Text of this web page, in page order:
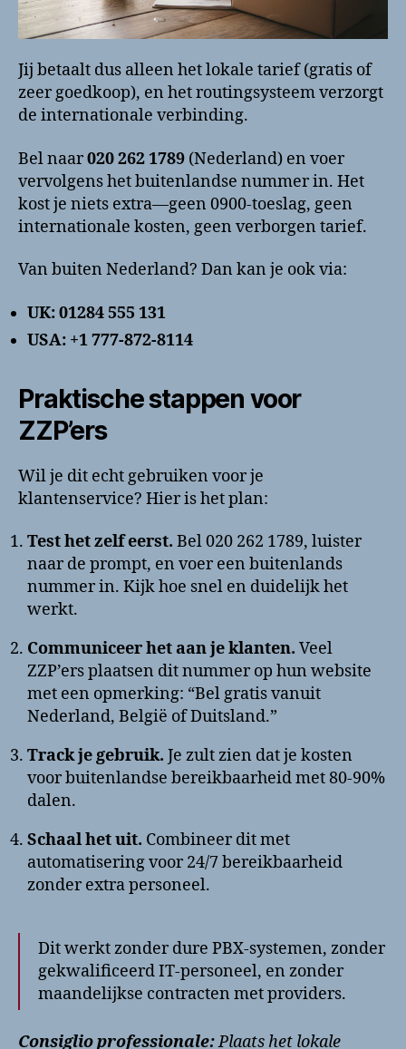
Jij betaalt dus alleen het lokale tarief (gratis of
zeer goedkoop), en het routingsysteem verzorgt
de internationale verbinding.
Bel naar020 262 1789 (Nederland) en voer
vervolgens het buitenlandse nummer in. Het
kost je niets extra—geen 0900-toeslag, geen
internationale kosten, geen verborgen tarief.
Van buiten Nederland? Dan kan je ook via:
UK: 01284 555 131
USA: +1 777-872-8114
Praktische stappen voor
ZZP’ers
Wil je dit echt gebruiken voor je
klantenservice? Hier is het plan:
Test het zelf eerst. Bel 020 262 1789, luister
naar de prompt, en voer een buitenlands
nummer in. Kijk hoe snel en duidelijk het
werkt.
Communiceer het aan je klanten. Veel
ZZP’ers plaatsen dit nummer op hun website
met een opmerking: “Bel gratis vanuit
Nederland, België of Duitsland.”
Track je gebruik. Je zult zien dat je kosten
voor buitenlandse bereikbaarheid met 80-90%
dalen.
Schaal het uit. Combineer dit met
automatisering voor 24/7 bereikbaarheid
zonder extra personeel.
Dit werkt zonder dure PBX-systemen, zonder
gekwalificeerd IT-personeel, en zonder
maandelijkse contracten met providers.
Consiglio professionale:Plaats het lokale